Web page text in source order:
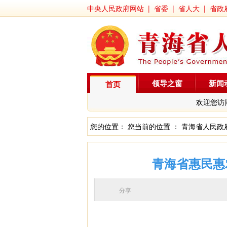
中央人民政府网站 | 省委 | 省人大 | 省政
首页
欢迎您访
领导之窗 新闻
您的位置： 您当前的位置 ： 青海省人民政
青海省惠民
分享